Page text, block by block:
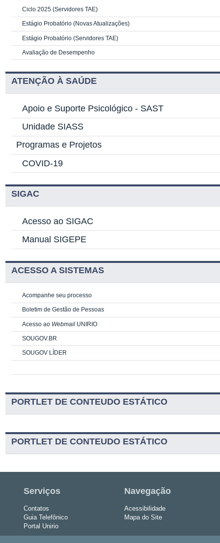
Ciclo 2025 (Servidores TAE)
Estágio Probatório (Novas Atualizações)
Estágio Probatório (Servidores TAE)
Avaliação de Desempenho
ATENÇÃO À SAÚDE
Apoio e Suporte Psicológico - SAST
Unidade SIASS
Programas e Projetos
COVID-19
SIGAC
Acesso ao SIGAC
Manual SIGEPE
ACESSO A SISTEMAS
Acompanhe seu processo
Boletim de Gestão de Pessoas
Acesso ao Webmail UNIRIO
SOUGOV.BR
SOUGOV LÍDER
PORTLET DE CONTEUDO ESTÁTICO
PORTLET DE CONTEUDO ESTÁTICO
Serviços
Contatos
Guia Telefônico
Portal Unirio
Navegação
Acessibilidade
Mapa do Site